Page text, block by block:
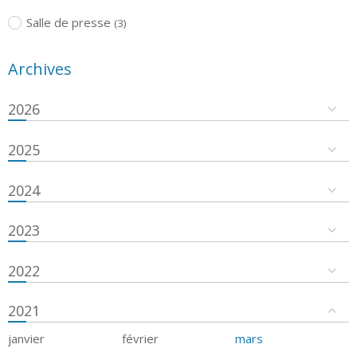
Salle de presse (3)
Archives
2026
2025
2024
2023
2022
2021
janvier février
mars